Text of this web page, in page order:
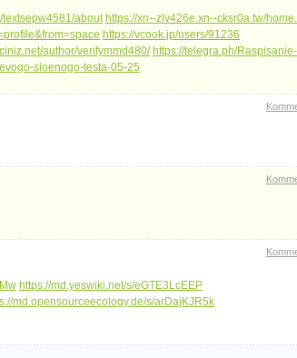
about https://xn--zlv426e.xn--cksr0a.tw/
https://vcook.jp/users/91236
author/verifymmd480/ https://telegra.ph/Raspisanie-
sloenogo-testa-05-25
https://md.yeswiki.net/s/eGTE3LcEEP
md.opensourceecology.de/s/arDajKJR5k